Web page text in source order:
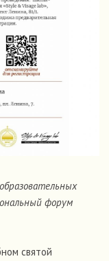
форум
святой